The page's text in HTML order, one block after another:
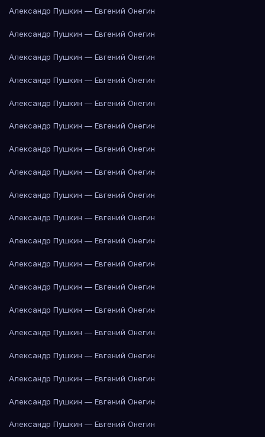
Александр Пушкин — Евгений Онегин
Александр Пушкин — Евгений Онегин
Александр Пушкин — Евгений Онегин
Александр Пушкин — Евгений Онегин
Александр Пушкин — Евгений Онегин
Александр Пушкин — Евгений Онегин
Александр Пушкин — Евгений Онегин
Александр Пушкин — Евгений Онегин
Александр Пушкин — Евгений Онегин
Александр Пушкин — Евгений Онегин
Александр Пушкин — Евгений Онегин
Александр Пушкин — Евгений Онегин
Александр Пушкин — Евгений Онегин
Александр Пушкин — Евгений Онегин
Александр Пушкин — Евгений Онегин
Александр Пушкин — Евгений Онегин
Александр Пушкин — Евгений Онегин
Александр Пушкин — Евгений Онегин
Александр Пушкин — Евгений Онегин